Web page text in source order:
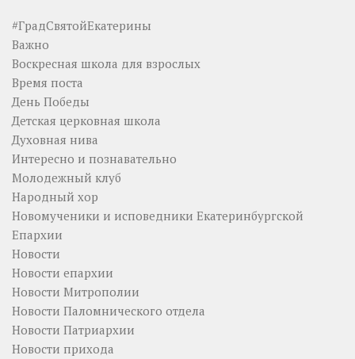
#ГрадСвятойЕкатерины
Важно
Воскресная школа для взрослых
Время поста
День Победы
Детская церковная школа
Духовная нива
Интересно и познавательно
Молодежный клуб
Народный хор
Новомученики и исповедники Екатеринбургской
Епархии
Новости
Новости епархии
Новости Митрополии
Новости Паломнического отдела
Новости Патриархии
Новости прихода